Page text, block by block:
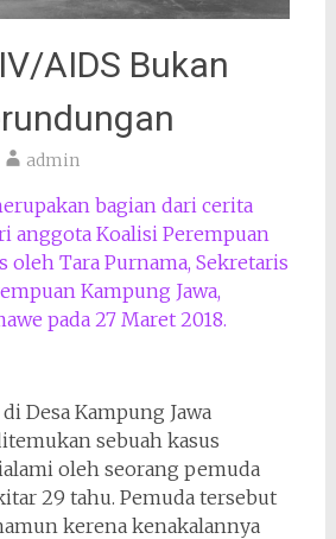
AIDS Bukan
admin
bagian dari cerita
anggota Koalisi Perempuan
oleh Tara Purnama, Sekretaris
Kampung Jawa,
pada 27 Maret 2018.
Desa Kampung Jawa
sebuah kasus
oleh seorang pemuda
29 tahu. Pemuda tersebut
kerena kenakalannya